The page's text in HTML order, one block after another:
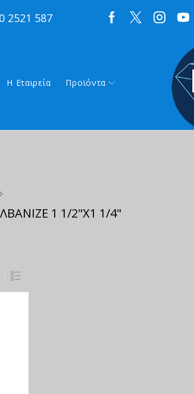
2521 587
Η Εταιρεία Προϊόντα
1 1/2"Χ1 1/4"